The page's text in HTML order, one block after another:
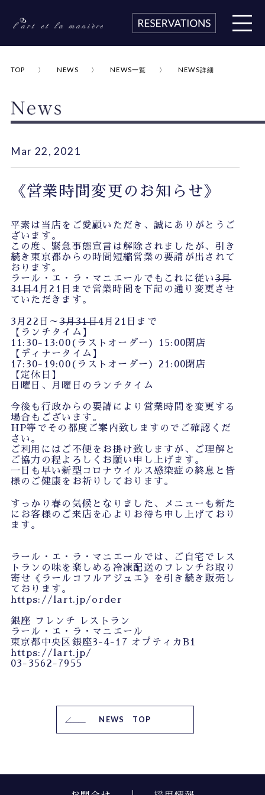
TOP NEWS NEWS一覧 NEWS詳細
Mar 22, 2021
《営業時間変更のお知らせ》
平素は当店をご愛顧いただき、誠にありがとうご
ざいます。
この度、緊急事態宣言は解除されましたが、引き
続き東京都からの時間短縮営業の要請が出されて
おります。
ラール・エ・ラ・マニエールでもこれに従い3月
31日4月21日まで営業時間を下記の通り変更させ
ていただきます。
3月22日～3月31日4月21日まで
【ランチタイム】
11:30-13:00(ラストオーダー) 15:00閉店
【ディナータイム】
17:30-19:00(ラストオーダー) 21:00閉店
【定休日】
日曜日、月曜日のランチタイム
今後も行政からの要請により営業時間を変更する
場合もございます。
HP等でその都度ご案内致しますのでご確認くだ
さい。
ご利用にはご不便をお掛け致しますが、ご理解と
ご協力の程よろしくお願い申し上げます。
一日も早い新型コロナウイルス感染症の終息と皆
様のご健康をお祈りしております。
すっかり春の気候となりました、メニューも新た
にお客様のご来店を心よりお待ち申し上げており
ます。
ラール・エ・ラ・マニエールでは、ご自宅でレス
トランの味を楽しめる冷凍配送のフレンチお取り
寄せ《ラールコフルアジュエ》を引き続き販売し
ております。
https://lart.jp/order
銀座 フレンチ レストラン
ラール・エ・ラ・マニエール
東京都中央区銀座3-4-17 オプティカB1
https://lart.jp/
03-3562-7955
NEWS TOP